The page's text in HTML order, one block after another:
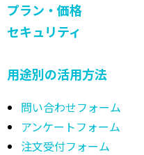
プラン・価格
セキュリティ
用途別の活用方法
問い合わせフォーム
アンケートフォーム
注文受付フォーム